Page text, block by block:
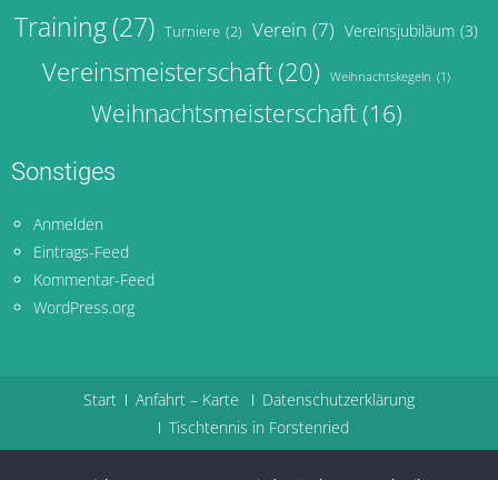
Training(27) Turniere (2) Verein (7) Vereinsjubiläum (3)
Vereinsmeisterschaft (20) Weihnachtskegeln (1)
Weihnachtsmeisterschaft(16)
Sonstiges
Anmelden
Eintrags-Feed
Kommentar-Feed
WordPress.org
Start Anfahrt – Karte
Datenschutzerklärung
Tischtennis in Forstenried